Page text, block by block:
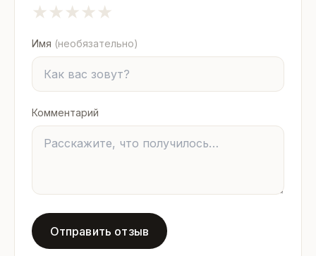
★
★
★
★
★
Имя (необязательно)
Комментарий
Отправить отзыв